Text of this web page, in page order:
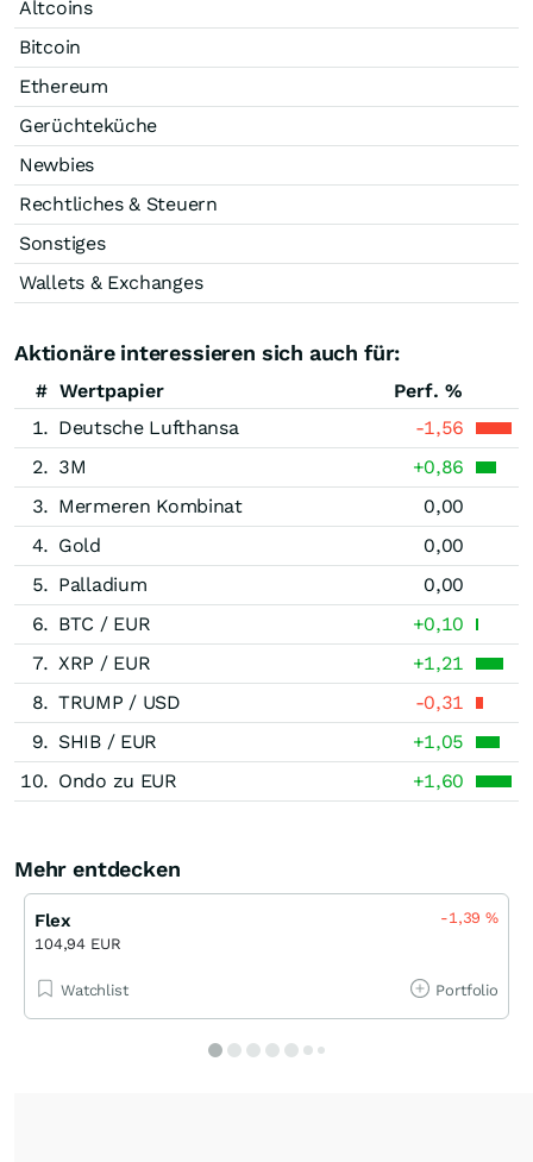
Altcoins
Bitcoin
Ethereum
Gerüchteküche
Newbies
Rechtliches & Steuern
Sonstiges
Wallets & Exchanges
Aktionäre interessieren sich auch für:
# Wertpapier
Perf. %
1. Deutsche Lufthansa
-1,56
2. 3M
+0,86
3. Mermeren Kombinat
0,00
4. Gold
0,00
5. Palladium
0,00
6. BTC / EUR
+0,10
7. XRP / EUR
+1,21
8. TRUMP / USD
-0,31
9. SHIB / EUR
+1,05
10. Ondo zu EUR +1,60
Mehr entdecken
Flex
104,94 EUR
-1,39%
Watchlist Portfolio